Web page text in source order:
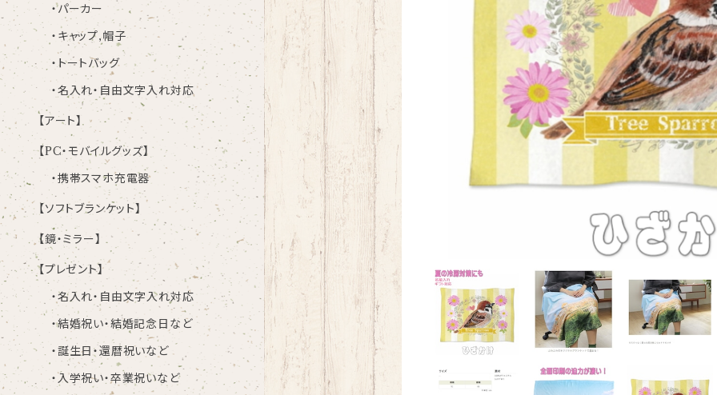
・パーカー
・キャップ,帽子
・トートバッグ
・名入れ・自由文字入れ対応
【アート】
【PC・モバイルグッズ】
・携帯スマホ充電器
【ソフトブランケット】
【鏡・ミラー】
【プレゼント】
・名入れ・自由文字入れ対応
・結婚祝い・結婚記念日など
・誕生日・還暦祝いなど
・入学祝い・卒業祝いなど